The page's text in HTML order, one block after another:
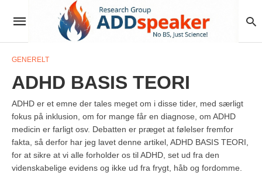
GENERELT
ADHD BASIS TEORI
ADHD er et emne der tales meget om i disse tider, med særligt
fokus på inklusion, om for mange får en diagnose, om ADHD
medicin er farligt osv. Debatten er præget at følelser fremfor
fakta, så derfor har jeg lavet denne artikel, ADHD BASIS TEORI,
for at sikre at vi alle forholder os til ADHD, set ud fra den
videnskabelige evidens og ikke ud fra frygt, håb og fordomme.